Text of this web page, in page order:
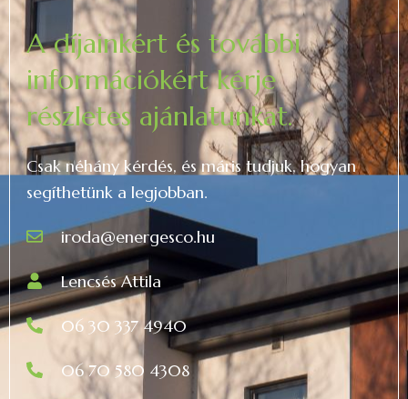
A díjainkért és további
információkért kérje
részletes ajánlatunkat.
Csak néhány kérdés, és máris tudjuk, hogyan
segíthetünk a legjobban.
iroda@energesco.hu
Lencsés Attila
06 30 337 4940
06 70 580 4308